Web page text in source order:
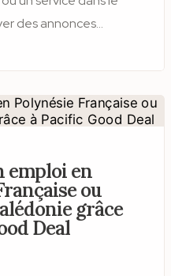
des annonces
plusieurs sites,
publier vos
etc. Bref,
emploi en
ou
grâce
Deal